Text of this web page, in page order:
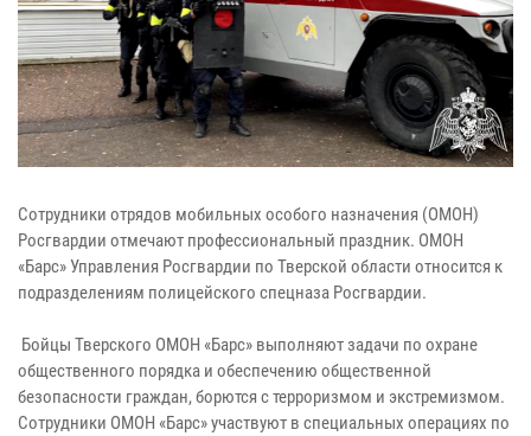
Сотрудники отрядов мобильных особого назначения (ОМОН)
Росгвардии отмечают профессиональный праздник. ОМОН
«Барс» Управления Росгвардии по Тверской области относится к
подразделениям полицейского спецназа Росгвардии.
Бойцы Тверского ОМОН «Барс» выполняют задачи по охране
общественного порядка и обеспечению общественной
безопасности граждан, борются с терроризмом и экстремизмом.
Сотрудники ОМОН «Барс» участвуют в специальных операциях по